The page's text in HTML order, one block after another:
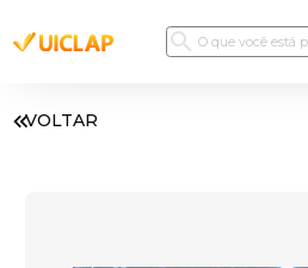
VOLTAR